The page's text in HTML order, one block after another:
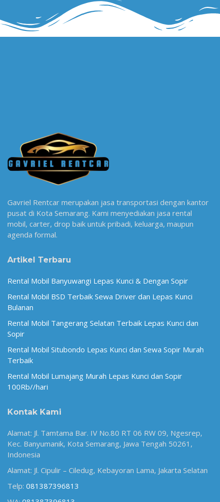
Gavriel Rentcar merupakan jasa transportasi dengan kantor
pusat di Kota Semarang. Kami menyediakan jasa rental
mobil, carter, drop baik untuk pribadi, keluarga, maupun
agenda formal.
Artikel Terbaru
Rental Mobil Banyuwangi Lepas Kunci & Dengan Sopir
Rental Mobil BSD Terbaik Sewa Driver dan Lepas Kunci
Bulanan
Rental Mobil Tangerang Selatan Terbaik Lepas Kunci dan
Sopir
Rental Mobil Situbondo Lepas Kunci dan Sewa Sopir Murah
Terbaik
Rental Mobil Lumajang Murah Lepas Kunci dan Sopir
100Rb//hari
Kontak Kami
Alamat: Jl. Tamtama Bar. IV No.80 RT 06 RW 09, Ngesrep,
Kec. Banyumanik, Kota Semarang, Jawa Tengah 50261,
Indonesia
Alamat: Jl. Cipulir – Ciledug, Kebayoran Lama, Jakarta Selatan
Telp: 081387396813